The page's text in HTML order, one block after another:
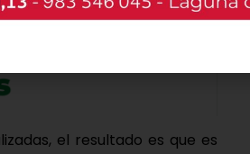
el resultado es que es